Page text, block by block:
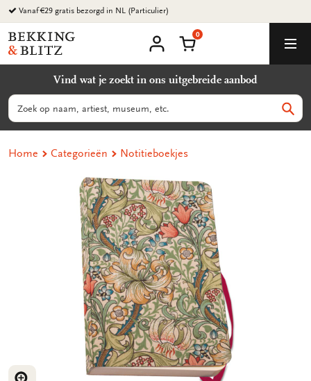
Ga
naar
content
Vanaf €29 gratis bezorgd in NL (Particulier)
Bekking
&
B.V.
account
Winkelmand
0
Vind wat je zoekt in ons uitgebreide aanbod
Zoeken
Home Categorieën Notitieboekjes